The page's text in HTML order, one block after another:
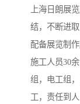
上海日朗展
结，不断进
配备展览制
施工人员30
组，电工组
工，责任到